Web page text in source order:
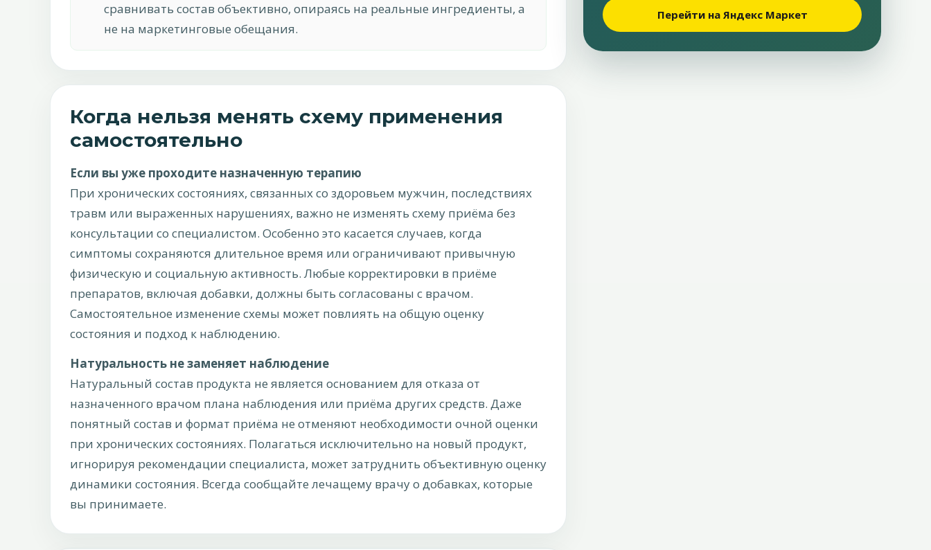
сравнивать состав объективно, опираясь на реальные ингредиенты, а
не на маркетинговые обещания.
Когда нельзя менять схему применения
самостоятельно
Если вы уже проходите назначенную терапию
При хронических состояниях, связанных со здоровьем мужчин, последствиях
травм или выраженных нарушениях, важно не изменять схему приёма без
консультации со специалистом. Особенно это касается случаев, когда
симптомы сохраняются длительное время или ограничивают привычную
физическую и социальную активность. Любые корректировки в приёме
препаратов, включая добавки, должны быть согласованы с врачом.
Самостоятельное изменение схемы может повлиять на общую оценку
состояния и подход к наблюдению.
Натуральность не заменяет наблюдение
Натуральный состав продукта не является основанием для отказа от
назначенного врачом плана наблюдения или приёма других средств. Даже
понятный состав и формат приёма не отменяют необходимости очной оценки
при хронических состояниях. Полагаться исключительно на новый продукт,
игнорируя рекомендации специалиста, может затруднить объективную оценку
динамики состояния. Всегда сообщайте лечащему врачу о добавках, которые
вы принимаете.
Перейти на Яндекс Маркет